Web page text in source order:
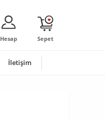
Sepet
Hesap
İletişim